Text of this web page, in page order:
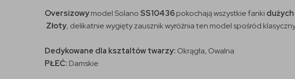
Oversizowymodel Solano SS10436pokochają wszystkie fanki dużych
Złoty, delikatnie wygięty zausznik wyróżnia ten model spośród
Dedykowane dla ksztaltów twarzy: Okrągła, Owalna
PŁEĆ: Damskie